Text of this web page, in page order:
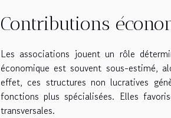
Contributions
Les associations jouent un rôle
économique est souvent sous-estimé,
effet, ces structures non lucratives
fonctions plus spécialisées. Elles
transversales.